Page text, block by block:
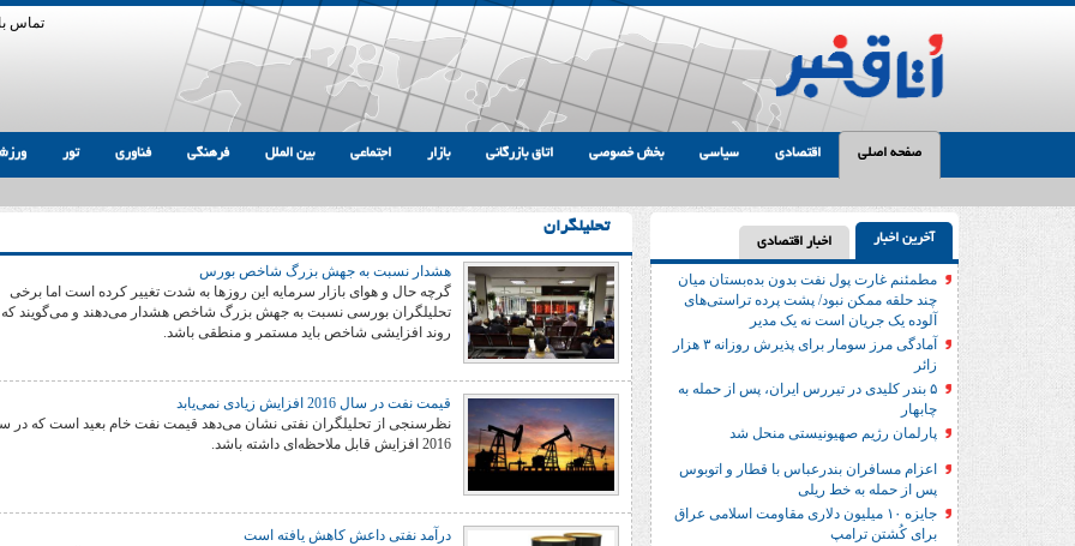
تماس
صفحه اصلی اقتصادی سیاسی بخش خصوصی اتاق بازرگانی بازار اجتماعی بین الملل فرهنگی فناوری تور
آخرین اخبار اخبار اقتصادی
مطمئنم غارت پول نفت بدون بده‌بستان میان
چند حلقه ممکن نبود/ پشت پرده تراستی‌‌های
آلوده یک جریان است نه یک مدیر
آمادگی مرز سومار برای پذیرش روزانه ۳ هزار
زائر
۵ بندر کلیدی در تیررس ایران، پس از حمله به
چابهار
پارلمان رژیم صهیونیستی منحل شد
اعزام مسافران بندرعباس با قطار و اتوبوس
پس از حمله به خط ریلی
جایزه ۱۰ میلیون دلاری مقاومت اسلامی عراق
برای کُشتن ترامپ
تحلیلگران
هشدار نسبت به جهش بزرگ شاخص بورس
گرچه حال و هوای بازار سرمایه این روزها به شدت تغییر کرده است اما برخی
تحلیلگران بورسی نسبت به جهش بزرگ شاخص هشدار می‌دهند و می‌گویند که
روند افزایشی شاخص باید مستمر و منطقی باشد.
قیمت نفت در سال 2016 افزایش زیادی نمی‌یابد
نظرسنجی از تحلیلگران نفتی نشان می‌دهد قیمت نفت خام بعید است که در
2016 افزایش قابل ملاحظه‌ای داشته باشد.
درآمد نفتی داعش کاهش یافته است